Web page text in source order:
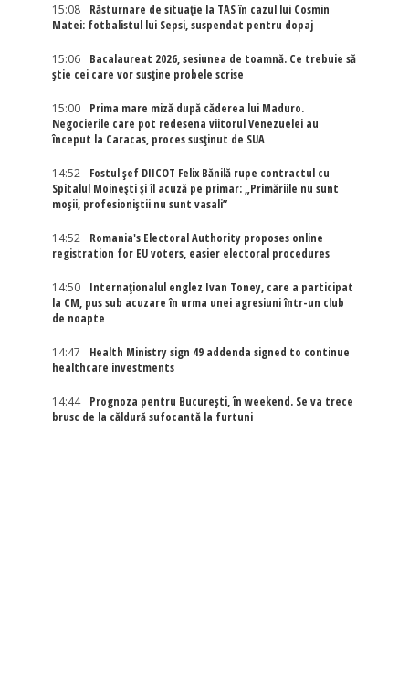
15:08
Răsturnare de situație la TAS în cazul lui Cosmin
Matei: fotbalistul lui Sepsi, suspendat pentru dopaj
15:06
Bacalaureat 2026, sesiunea de toamnă. Ce trebuie să
știe cei care vor susține probele scrise
15:00
Prima mare miză după căderea lui Maduro.
Negocierile care pot redesena viitorul Venezuelei au
început la Caracas, proces susținut de SUA
14:52
Fostul șef DIICOT Felix Bănilă rupe contractul cu
Spitalul Moinești și îl acuză pe primar: „Primăriile nu sunt
moșii, profesioniștii nu sunt vasali”
14:52
Romania's Electoral Authority proposes online
registration for EU voters, easier electoral procedures
14:50
Internaţionalul englez Ivan Toney, care a participat
la CM, pus sub acuzare în urma unei agresiuni într-un club
de noapte
14:47
Health Ministry sign 49 addenda signed to continue
healthcare investments
14:44
Prognoza pentru București, în weekend. Se va trece
brusc de la căldură sufocantă la furtuni